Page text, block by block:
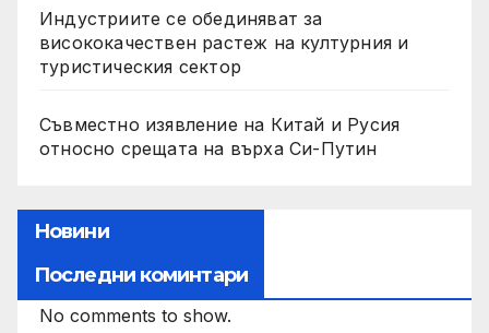
Индустриите се обединяват за
висококачествен растеж на културния и
туристическия сектор
Съвместно изявление на Китай и Русия
относно срещата на върха Си-Путин
Новини
Последни коминтари
No comments to show.